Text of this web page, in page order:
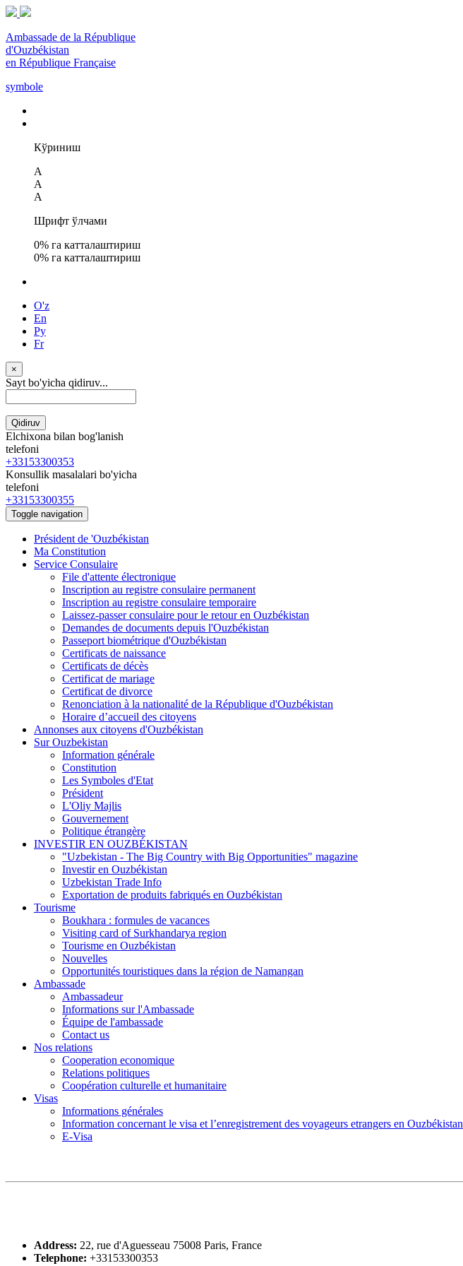
Ambassade de la République
d'Ouzbékistan
en République Française
symbole
Кўриниш
A
A
A
Шрифт ўлчами
0% га катталаштириш
0% га катталаштириш
O'z
En
Ру
Fr
×
Sayt bo'yicha qidiruv...
Qidiruv
Elchixona bilan bog'lanish
telefoni
+33153300353
Konsullik masalalari bo'yicha
telefoni
+33153300355
Toggle navigation
Président de 'Ouzbékistan
Ma Constitution
Service Consulaire
File d'attente électronique
Inscription au registre consulaire permanent
Inscription au registre consulaire temporaire
Laissez-passer consulaire pour le retour en Ouzbékistan
Demandes de documents depuis l'Ouzbékistan
Passeport biométrique d'Ouzbékistan
Certificats de naissance
Certificats de décès
Certificat de mariage
Certificat de divorce
Renonciation à la nationalité de la République d'Ouzbékistan
Horaire d’accueil des citoyens
Annonses aux citoyens d'Ouzbékistan
Sur Ouzbekistan
Information générale
Constitution
Les Symboles d'Etat
Président
L'Oliy Majlis
Gouvernement
Politique étrangère
INVESTIR EN OUZBÉKISTAN
"Uzbekistan - The Big Country with Big Opportunities" magazine
Investir en Ouzbékistan
Uzbekistan Trade Info
Exportation de produits fabriqués en Ouzbékistan
Tourisme
Boukhara : formules de vacances
Visiting card of Surkhandarya region
Tourisme en Ouzbékistan
Nouvelles
Opportunités touristiques dans la région de Namangan
Ambassade
Ambassadeur
Informations sur l'Ambassade
Équipe de l'ambassade
Contact us
Nos relations
Cooperation economique
Relations politiques
Coopération culturelle et humanitaire
Visas
Informations générales
Information concernant le visa et l’enregistrement des voyageurs etrangers en Ouzbékistan
E-Visa
Address: 22, rue d'Aguesseau 75008 Paris, France
Telephone: +33153300353